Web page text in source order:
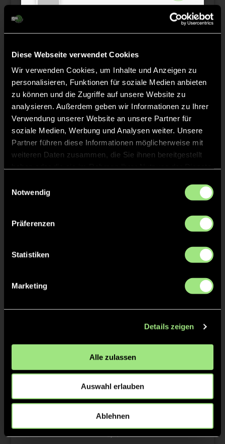
Diese Webseite verwendet Cookies
Wir verwenden Cookies, um Inhalte und Anzeigen zu
personalisieren, Funktionen für soziale Medien anbieten
zu können und die Zugriffe auf unsere Website zu
analysieren. Außerdem geben wir Informationen zu Ihrer
Verwendung unserer Website an unsere Partner für
soziale Medien, Werbung und Analysen weiter. Unsere
Partner führen diese Informationen möglicherweise mit
weiteren Daten zusammen, die Sie ihnen bereitgestellt
Notwendig
Präferenzen
Statistiken
Marketing
Details zeigen
Alle zulassen
Auswahl erlauben
Ablehnen
11
Antonia KURZHALS
Anna BOMM 66
Hanna BEHNKE
Charlotte GLESIUS
1
Staff
TW = Torwart & ETW = Ersatztorwart, K = Kapitän
1/4
0:1 1’
2/4
3/4